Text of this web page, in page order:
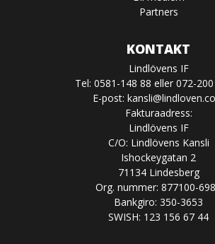
Partners
KONTAKT
Lindlövens IF
Tel: 0581-148 88 eller 072-
E-post:
Fakturaadress:
Lindlövens IF
C/O: Lindlövens Kansli
Ishockeygatan 2
71134 Lindesberg
Org. nummer: 877100-
Bankgiro: 350-3653
SWISH: 123 156 67 44